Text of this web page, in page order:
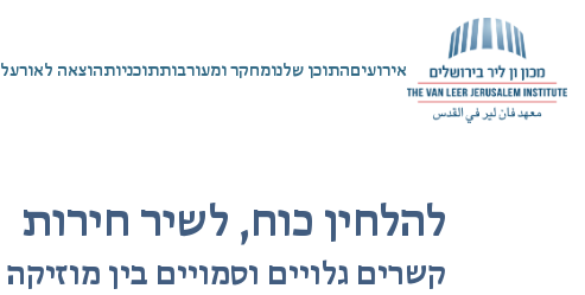
אירועיםהתוכן שלנומחקר ומעורבותתוכניותהוצאה לאור
להלחין כוח, לשיר חירות
קשרים גלויים וסמויים בין